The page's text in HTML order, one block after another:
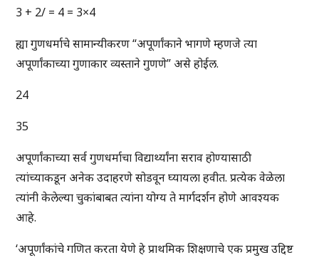
3 + 2/ = 4 = 3×4
ह्या गुणधर्माचे सामान्यीकरण “अपूर्णांकाने भागणे म्हणजे त्या
अपूर्णांकाच्या गुणाकार व्यस्ताने गुणणे” असे होईल.
24
35
अपूर्णांकाच्या सर्व गुणधर्माचा विद्यार्थ्यांना सराव होण्यासाठी
त्यांच्याकडून अनेक उदाहरणे सोडवून घ्यायला हवीत. प्रत्येक वेळेला
त्यांनी केलेल्या चुकांबाबत त्यांना योग्य ते मार्गदर्शन होणे आवश्यक
आहे.
‘अपूर्णांकांचे गणित करता येणे हे प्राथमिक शिक्षणाचे एक प्रमुख उद्दिष्ट